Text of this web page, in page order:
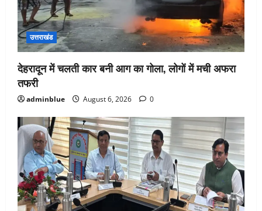
उत्तराखंड
देहरादून में चलती कार बनी आग का गोला, लोगों में मची अफरा
तफरी
adminblue August 6, 2026 0